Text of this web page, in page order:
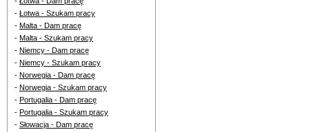
- Łotwa - Szukam pracy
- Malta - Dam pracę
- Malta - Szukam pracy
- Niemcy - Dam pracę
- Niemcy - Szukam pracy
- Norwegia - Dam pracę
- Norwegia - Szukam pracy
- Portugalia - Dam pracę
- Portugalia - Szukam pracy
- Słowacja - Dam pracę